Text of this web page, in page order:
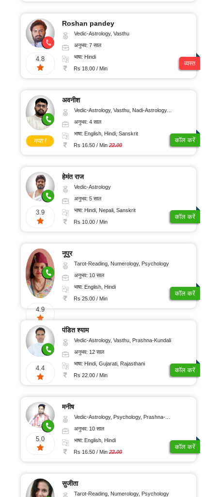
4.8
Roshan pandey
Vedic-Astrology, Vasthu
अनुभव: 7 साल
भाषा: Hindi
Rs 18.00 / Min
व्यस्त
नया !
अवनीश
Vedic-Astrology, Vasthu, Nadi-Astrology, Psychology
अनुभव: 4 साल
भाषा: English, Hindi, Sanskrit
Rs 16.50 / Min22.00
कॉल करें
3.9
हेमंत राज
Vedic-Astrology
अनुभव: 5 साल
भाषा: Hindi, Nepali, Sanskrit
Rs 10.00 / Min
कॉल करें
4.9
नूपुर
Tarot-Reading, Numerology, Psychology
अनुभव: 10 साल
भाषा: English, Hindi
Rs 25.00 / Min
कॉल करें
4.4
पंडित श्याम
Vedic-Astrology, Vasthu, Prashna-Kundali
अनुभव: 12 साल
भाषा: Hindi, Gujarati, Rajasthani
Rs 22.00 / Min
कॉल करें
5.0
मनीष
Vedic-Astrology, Psychology, Prashna-Kundali
अनुभव: 10 साल
भाषा: English, Hindi
Rs 16.50 / Min22.00
कॉल करें
सुजीता
Tarot-Reading, Numerology, Psychology